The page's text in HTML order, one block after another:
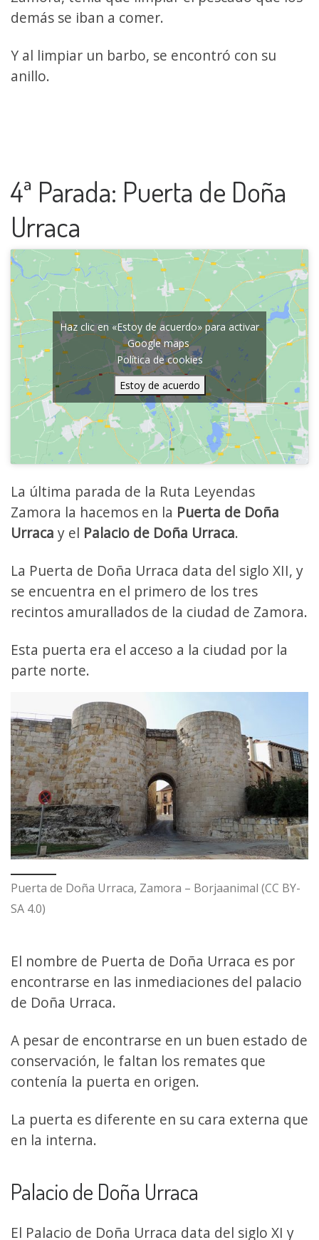
demás se iban a comer.
Y al limpiar un barbo, se encontró con su
anillo.
4ª Parada: Puerta de Doña
Urraca
Haz clic en «Estoy de acuerdo» para activar
Google maps
Política de cookies
Estoy de acuerdo
La última parada de la Ruta Leyendas
Zamora la hacemos en la Puerta de Doña
Urraca y el Palacio de Doña Urraca.
La Puerta de Doña Urraca data del siglo XII, y
se encuentra en el primero de los tres
recintos amurallados de la ciudad de Zamora.
Esta puerta era el acceso a la ciudad por la
parte norte.
Puerta de Doña Urraca, Zamora – Borjaanimal (CC BY-
SA 4.0)
El nombre de Puerta de Doña Urraca es por
encontrarse en las inmediaciones del palacio
de Doña Urraca.
A pesar de encontrarse en un buen estado de
conservación, le faltan los remates que
contenía la puerta en origen.
La puerta es diferente en su cara externa que
en la interna.
Palacio de Doña Urraca
El Palacio de Doña Urraca data del siglo XI y